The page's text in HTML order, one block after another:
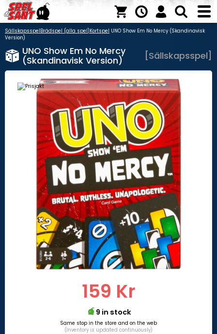
SällskapsspelBrädspel (alla spel)Kortspel UNO Show Em No Mercy (Skandinavisk
Version)
UNO Show Em No Mercy
(Skandinavisk Version)
[Sällskapsspel]
159 Kr
9 in stock
Same stop in the store and on the web
(Inventory is updated continuously)